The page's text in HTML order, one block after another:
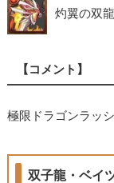
灼翼の双
【コメント】
極限ドラゴンラッ
双子龍・ベイ